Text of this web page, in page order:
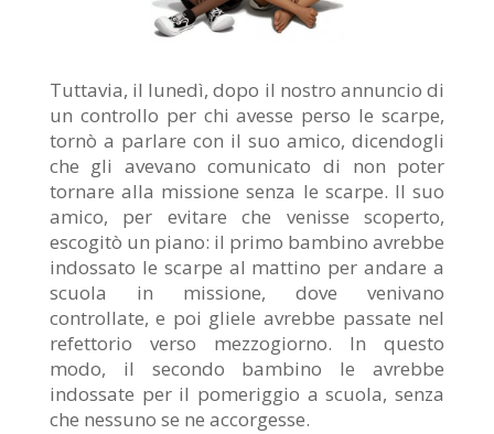
Tuttavia, il lunedì, dopo il nostro annuncio di
un controllo per chiavesse perso le scarpe,
tornò a parlare con il suo amico, dicendogli
che gli avevano comunicato di non poter
tornare alla missione senza le scarpe. Il suo
amico, per evitare che venisse scoperto,
escogitò un piano: il primo bambino avrebbe
indossato le scarpe al mattino perandare a
scuola in missione, dove venivano
controllate, e poi glieleavrebbe passate nel
refettorio verso mezzogiorno. In questo
modo, il secondo bambino le avrebbe
indossate per il pomeriggio a scuola, senza
che nessuno se ne accorgesse.